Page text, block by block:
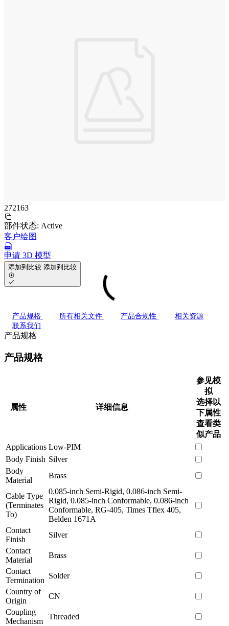
272163
部件状态: Active
客户绘图
申请 3D 模型
添加到比较 添加到比较
产品规格 所有相关文件 产品合规性
相关资源
联系我们
产品规格
产品规格
属性 详细信息
参见模
拟
选择以
下属性
查看类
似产品
Applications Low-PIM
Body Finish Silver
Body
Material
Brass
Cable Type
(Terminates
To)
0.085-inch Semi-Rigid, 0.086-inch Semi-
Rigid, 0.085-inch Conformable, 0.086-inch
Conformable, RG-405, Times Tflex 405,
Belden 1671A
Contact
Finish
Silver
Contact
Material
Brass
Contact
Termination
Solder
Country of
Origin
CN
Coupling
Mechanism
Threaded